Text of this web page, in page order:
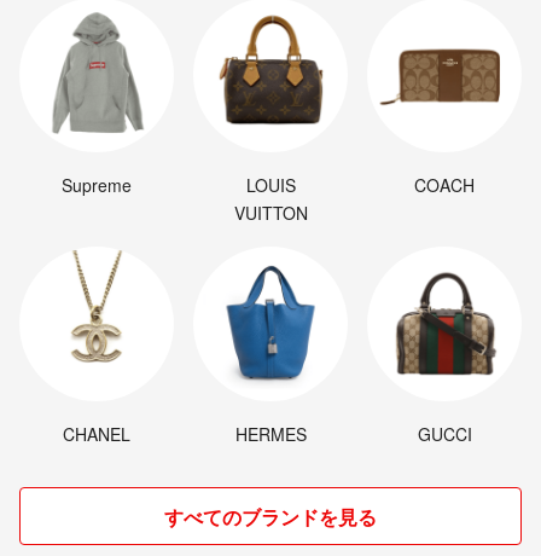
Supreme
LOUIS
VUITTON
COACH
CHANEL HERMES GUCCI
すべてのブランドを見る